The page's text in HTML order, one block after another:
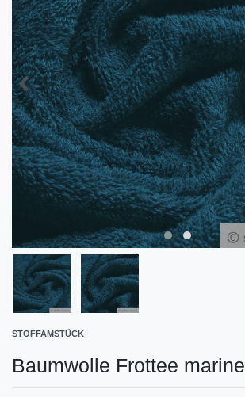
STOFFAMSTÜCK
Baumwolle Frottee marine